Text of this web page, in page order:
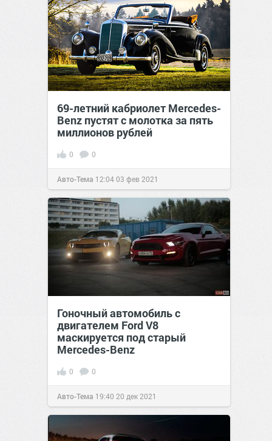
69-летний кабриолет Mercedes-
Benz пустят с молотка за пять
миллионов рублей
0 0
Авто-Тема 12:0403 фев 2021
Гоночный автомобиль с
двигателем Ford V8
маскируется под старый
Mercedes-Benz
0 0
Авто-Тема 19:40 20 дек 2021